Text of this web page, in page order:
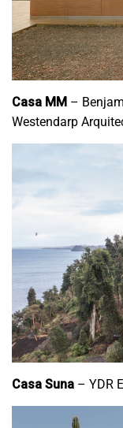
Casa MM –
Westendarp
Casa Suna – YDR